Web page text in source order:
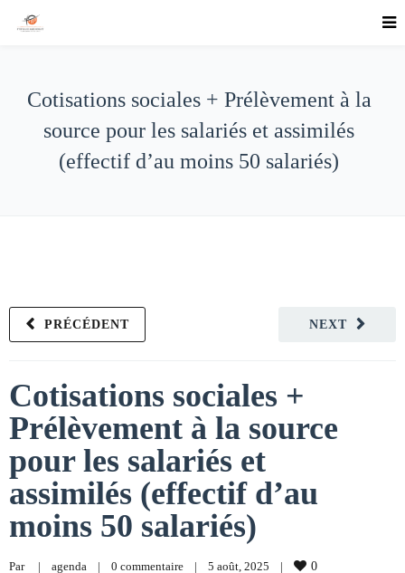
Cotisations sociales + Prélèvement à la
source pour les salariés et assimilés
(effectif d’au moins 50 salariés)
NEXT
PRÉCÉDENT
Cotisations sociales +
Prélèvement à la source
pour les salariés et
assimilés (effectif d’au
moins 50 salariés)
Par | agenda | 0 commentaire | 5 août, 2025 | 0